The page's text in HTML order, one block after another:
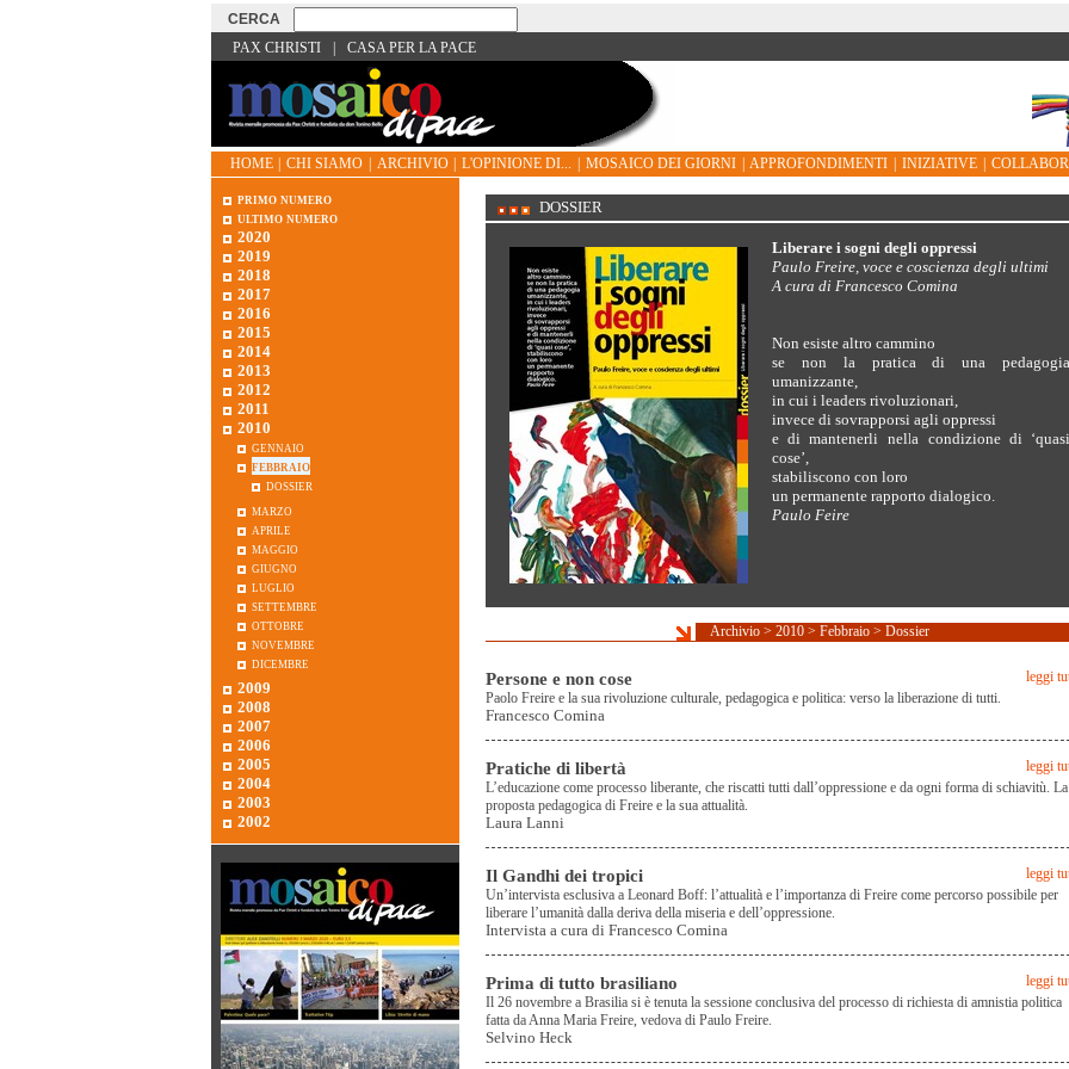
PAX CHRISTI CASA PER LA PACE
HOME CHI SIAMO ARCHIVIO L'OPINIONE DI... MOSAICO DEI GIORNI APPROFONDIMENTI INIZIATIVE
DOSSIER
Liberare i sogni degli oppressi
Paulo Freire, voce e coscienza degli ultimi
A cura di Francesco Comina
Non esiste altro cammino
se non la pratica di una pedagogia
umanizzante,
in cui i leaders rivoluzionari,
invece di sovrapporsi agli oppressi
e di mantenerli nella condizione di ‘quasi
cose’,
stabiliscono con loro
un permanente rapporto dialogico.
Paulo Feire
Archivio > 2010 > Febbraio > Dossier
Persone e non cose leggi
Paolo Freire e la sua rivoluzione culturale, pedagogica e politica: verso la liberazione di tutti.
Francesco Comina
Pratiche di libertà leggi
L’educazione come processo liberante, che riscatti tutti dall’oppressione e da ogni forma di schiavitù. La
proposta pedagogica di Freire e la sua attualità.
Laura Lanni
Il Gandhi dei tropici leggi
Un’intervista esclusiva a Leonard Boff: l’attualità e l’importanza di Freire come percorso possibile per
liberare l’umanità dalla deriva della miseria e dell’oppressione.
Intervista a cura di Francesco Comina
Prima di tutto brasiliano leggi
Il 26 novembre a Brasilia si è tenuta la sessione conclusiva del processo di richiesta di amnistia politica
fatta da Anna Maria Freire, vedova di Paulo Freire.
Selvino Heck
primo numero
ultimo numero
2020
2019
2018
2017
2016
2015
2014
2013
2012
2011
2010
gennaio
febbraio
dossier
marzo
aprile
maggio
giugno
luglio
settembre
ottobre
novembre
dicembre
2009
2008
2007
2006
2005
2004
2003
2002